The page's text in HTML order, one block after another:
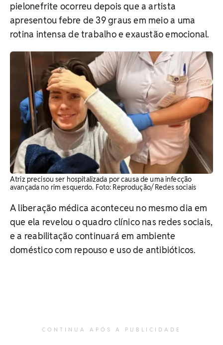
pielonefrite ocorreu depois que a artista
apresentou febre de 39 graus em meio a uma
rotina intensa de trabalho e exaustão emocional.
Atriz precisou ser hospitalizada por causa de uma infecção
avançada no rim esquerdo. Foto: Reprodução/ Redes sociais
A liberação médica aconteceu no mesmo dia em
que ela revelou o quadro clínico nas redes sociais,
e a reabilitação continuará em ambiente
doméstico com repouso e uso de antibióticos.
CONTINUA APÓS A PUBLICIDADE